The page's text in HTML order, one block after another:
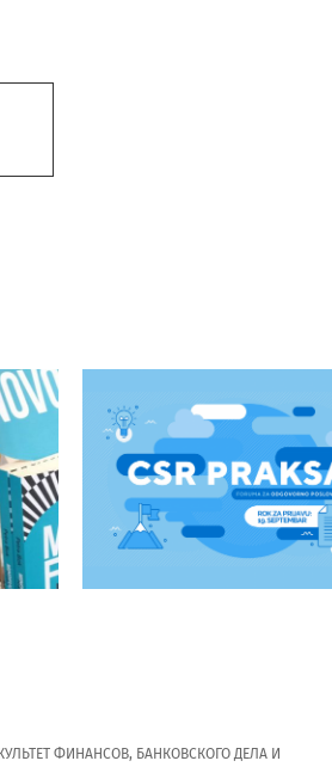
«ПРАКТИКА КСО» –
Открытые заявки на
образовательную
программу
ФИНАНСОВ, БАНКОВСКОГО ДЕЛА И